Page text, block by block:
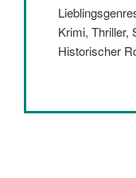
Krimi, Thriller,
Historischer